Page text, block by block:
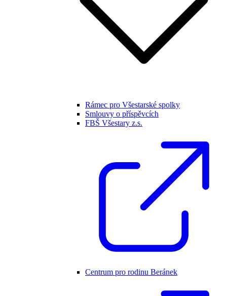
Rámec pro Všestarské spolky
Smlouvy o příspěvcích
FBŠ Všestary z.s.
Centrum pro rodinu Beránek